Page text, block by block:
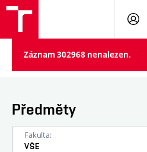
Záznam 302968 nenalezen.
Předměty
Fakulta:
VŠE